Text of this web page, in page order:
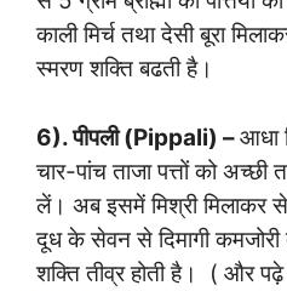
काली मिर्च तथा देसी बूरा
स्मरण शक्ति बढती है।
6). पीपली (Pippali) –आधा
चार-पांच ताजा पत्तों को
लें। अब इसमें मिश्री मिलाकर
दूध के सेवन से दिमागी कमजोरी
शक्ति तीव्र होती है। ( और